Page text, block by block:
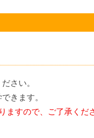
さい。
きます。
すので、ご了承くださ